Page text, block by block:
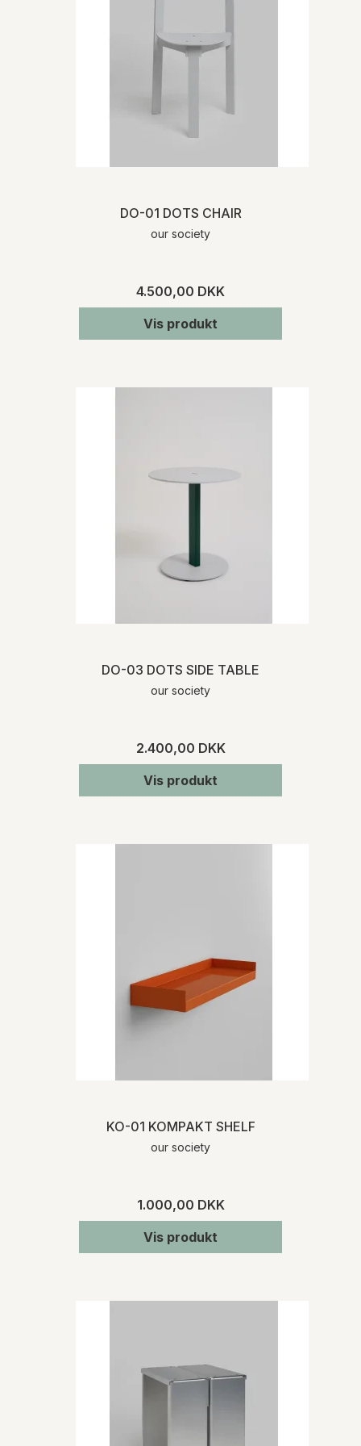
med Post Nord. Ved større møbler leveres
varen med eksterne fragtmænd eller med
leveringstid, når vi har modtaget
leveringstiden på et specifikt produkt.
ønsker at fortryde dit køb. Du skal afholde
de direkte udgifter i forbindelse med
varens returforsendelse. Du bærer risikoen
for varen fra tidspunktet for varens
For mere detaljeret information om levering
DO-01 DOTS CHAIR
our society
4.500,00 DKK
Vis produkt
DO-03 DOTS SIDE TABLE
our society
2.400,00 DKK
Vis produkt
KO-01 KOMPAKT SHELF
our society
1.000,00 DKK
Vis produkt